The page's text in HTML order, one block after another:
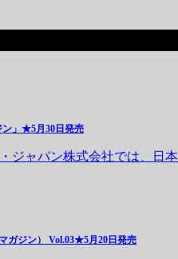
ン」★5月30日発売
ジャパン株式会社では、日
ガジン） Vol.03★5月20日発売